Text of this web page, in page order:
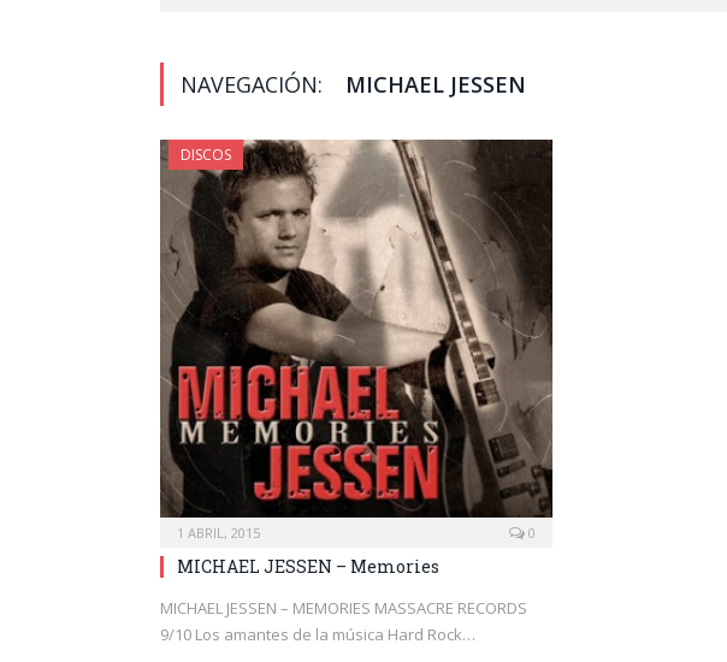
NAVEGACIÓN: MICHAEL JESSEN
DISCOS
1 ABRIL, 2015 0
MICHAEL JESSEN – Memories
MICHAEL JESSEN – MEMORIES MASSACRE RECORDS
9/10 Los amantes de la música Hard Rock…